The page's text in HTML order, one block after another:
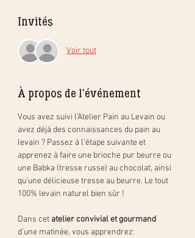
Invités
Voir tout
À propos de l'événement
Vous avez suivi l’Atelier Pain au Levain ou
avez déjà des connaissances du pain au
levain ? Passez à l’étape suivante et
apprenez à faire une brioche pur beurre ou
une Babka (tresse russe) au chocolat, ainsi
qu’une délicieuse tresse au beurre. Le tout
100% levain naturel bien sûr !
Dans cet atelier convivial et gourmand
d’une matinée, vous apprendrez: